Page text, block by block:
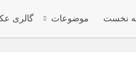
نخست موضوعات گالری